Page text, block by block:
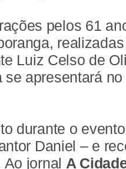
pelos 61
Luiz Celso de
se apresentará
durante o
Daniel – e
jornal A